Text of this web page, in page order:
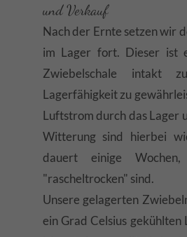
und Verkauf
Nach der Ernte setzen wir
im Lager fort. Dieser ist
Zwiebelschale intakt
Lagerfähigkeit zu
Luftstrom durch das Lager
Witterung sind hierbei
dauert einige
"rascheltrocken" sind.
Unsere gelagerten
ein Grad Celsius gekühlten